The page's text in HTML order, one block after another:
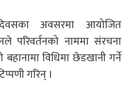
अवसरमा आयोजित
परिवर्तनको नाममा संरचना
विधिमा छेडखानी गर्ने
गरिन् ।